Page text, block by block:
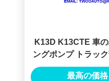
K13D K13CTE 車
ングポンプ トラッ
ンプ アッシー
最高の価